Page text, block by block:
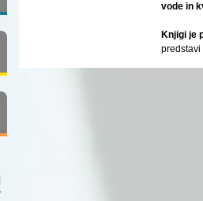
vode in
Knjigi je